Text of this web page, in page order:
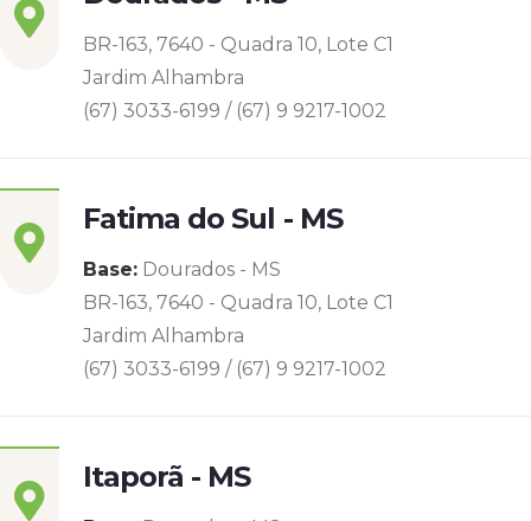
BR-163, 7640 - Quadra 10, Lote C1
Jardim Alhambra
(67) 3033-6199 / (67) 9 9217-1002
Fatima do Sul - MS
Base: Dourados - MS
BR-163, 7640 - Quadra 10, Lote C1
Jardim Alhambra
(67) 3033-6199 / (67) 9 9217-1002
Itaporã - MS